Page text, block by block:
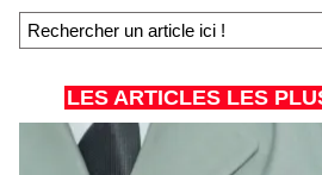
LES ARTICLES LES